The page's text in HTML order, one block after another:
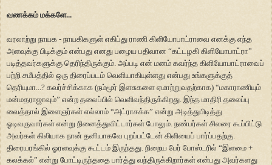
வணக்கம் மக்களே...
வரலாற்று நாயக - நாயகிகளுள் எகிப்து ராணி கிளியோபாட்ராவை எனக்கு எந்த
அளவுக்கு பிடிக்கும் என்பது எனது பழைய பதிவான “கட்டழகி கிளியோபாட்ரா”
படித்தவர்களுக்கு தெரிந்திருக்கும். அப்படி என் மனம் கவர்ந்த கிளியோபாட்ராவைப்
பற்றி சமீபத்தில் ஒரு திரைப்படம் வெளியாகியுள்ளது என்பது உங்களுக்குத்
தெரியுமா...? கவர்ச்சிக்காக (நம்மூர் இளசுகளை ஏமாற்றுவதற்காக) “மகாராணியும்
மன்மதராஜாவும்” என்ற தலைப்பில் வெளிவந்திருக்கிறது. இந்த மாதிரி தலைப்பு
வைத்தால் இளைஞர்கள் எல்லாம் “அட்ராசக்க” என்று அடித்துபிடித்து
ஓடிவருவார்கள் என்று நினைத்துவிட்டார்கள் போலும். நண்பர்கள் சிலரை கூப்பிட்டு
அவர்கள் கிலியாக நான் தனியாகவே புறப்பட்டேன் கிளியைப் பார்ப்பதற்கு.
திரையரங்கில் ஓரளவுக்கு கூட்டம் இருந்தது. நிறைய பேர் போஸ்டரில் “இளமை +
கலக்கல்” என்று போட்டிருந்ததை பார்த்து வந்திருக்கிறார்கள் என்பது அவர்களது